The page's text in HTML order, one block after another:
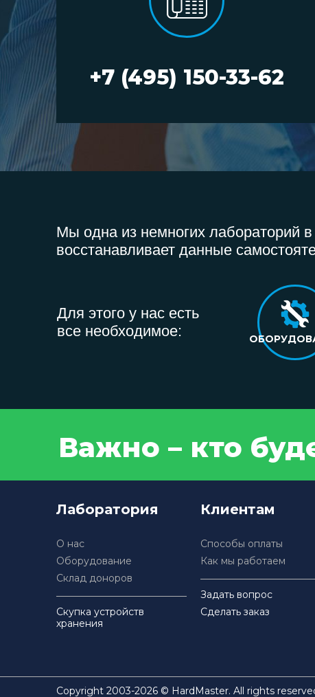
+7 (495) 150-33-62
Мы одна из немногих лабораторий в
восстанавливает данные
Для этого у нас есть
все необходимое:
Важно – кто
Лаборатория
О нас
Оборудование
Склад доноров
Скупка устройств
хранения
Клиентам
Способы оплаты
Как мы работаем
Задать вопрос
Сделать заказ
Copyright 2003-2026 © HardMaster. All rights